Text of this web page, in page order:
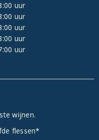
uur
uur
uur
uur
uur
wijnen.
flessen*